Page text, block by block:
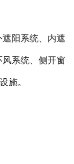
阳系统、内遮
系统、侧开窗
施。